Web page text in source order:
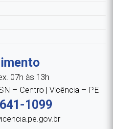
07h às 13h
– Centro | Vicência – PE
1099